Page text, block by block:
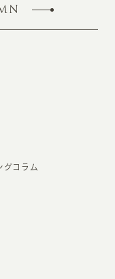
グコラム